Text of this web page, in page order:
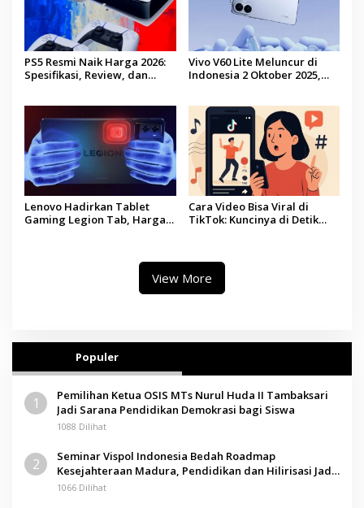
PS5 Resmi Naik Harga 2026:
Spesifikasi, Review, dan
Vivo V60 Lite Meluncur di
Indonesia 2 Oktober 2025,
Lenovo Hadirkan Tablet
Gaming Legion Tab, Harga
Cara Video Bisa Viral di
TikTok: Kuncinya di Detik
View More
Populer
1
Pemilihan Ketua OSIS MTs Nurul Huda II Tambaksari
Jadi Sarana Pendidikan Demokrasi bagi Siswa
1088 Dilihat
2
Seminar Vispol Indonesia Bedah Roadmap
Kesejahteraan Madura, Pendidikan dan Hilirisasi Jadi
Kunci
1066 Dilihat